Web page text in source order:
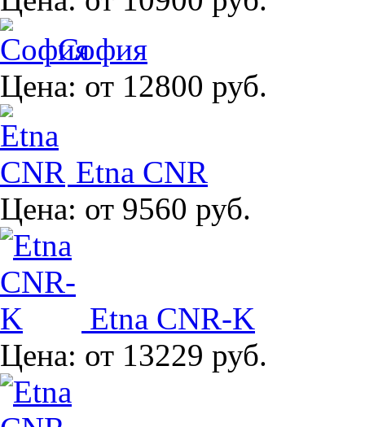
София
Цена: от 12800 руб.
Etna CNR
Цена: от 9560 руб.
Etna CNR-K
Цена: от 13229 руб.